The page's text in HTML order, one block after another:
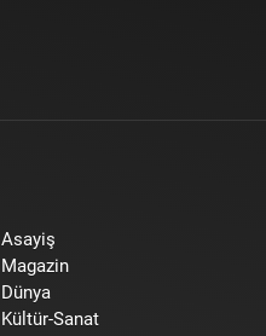
Asayiş
Magazin
Dünya
Kültür-Sanat